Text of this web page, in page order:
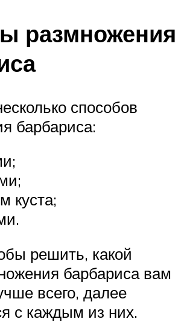
размножения
способов
барбариса:
куста;
решить, какой
барбариса вам
всего, далее
с каждым из них.